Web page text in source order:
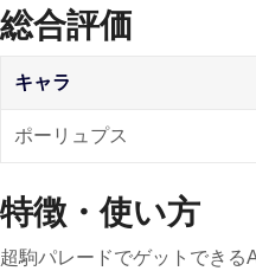
総合評価
キャラ
ポーリュプス
特徴・使い方
超駒パレードでゲットできる